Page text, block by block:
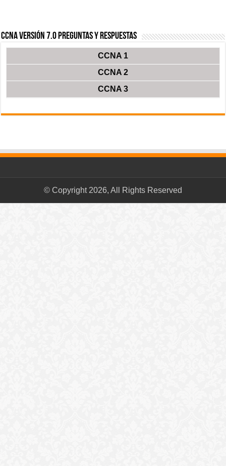
CCNA Versión 7.0 Preguntas y Respuestas
CCNA 1
CCNA 2
CCNA 3
© Copyright 2026, All Rights Reserved